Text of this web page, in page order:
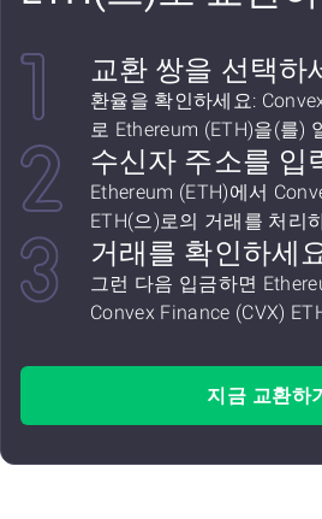
교환 쌍을 선택하
환율을 확인하세요:
로 Ethereum (ETH)을(를)
수신자 주소를 입
Ethereum (ETH)에서
ETH(으)로의 거래를 처리
거래를 확인하세
그런 다음 입금하면
Convex Finance (CVX)
지금 교환하